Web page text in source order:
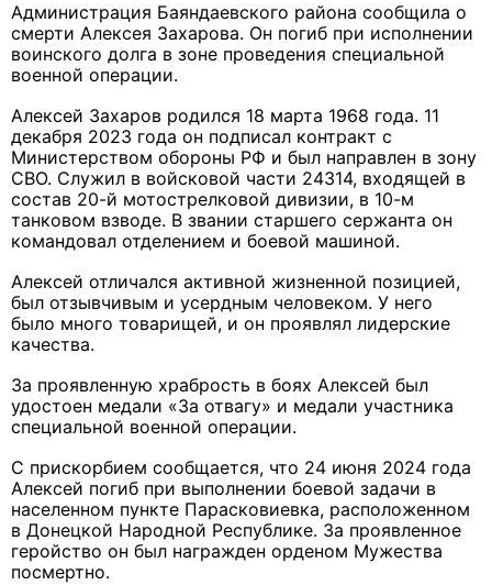
Администрация Баяндаевского района сообщила о
смерти Алексея Захарова. Он погиб при исполнении
воинского долга в зоне проведения специальной
военной операции.
Алексей Захаров родился 18 марта 1968 года. 11
декабря 2023 года он подписал контракт с
Министерством обороны РФ и был направлен в зону
СВО. Служил в войсковой части 24314, входящей в
состав 20-й мотострелковой дивизии, в 10-м
танковом взводе. В звании старшего сержанта он
командовал отделением и боевой машиной.
Алексей отличался активной жизненной позицией,
был отзывчивым и усердным человеком. У него
было много товарищей, и он проявлял лидерские
качества.
За проявленную храбрость в боях Алексей был
удостоен медали «За отвагу» и медали участника
специальной военной операции.
С прискорбием сообщается, что 24 июня 2024 года
Алексей погиб при выполнении боевой задачи в
населенном пункте Парасковиевка, расположенном
в Донецкой Народной Республике. За проявленное
геройство он был награжден орденом Мужества
посмертно.